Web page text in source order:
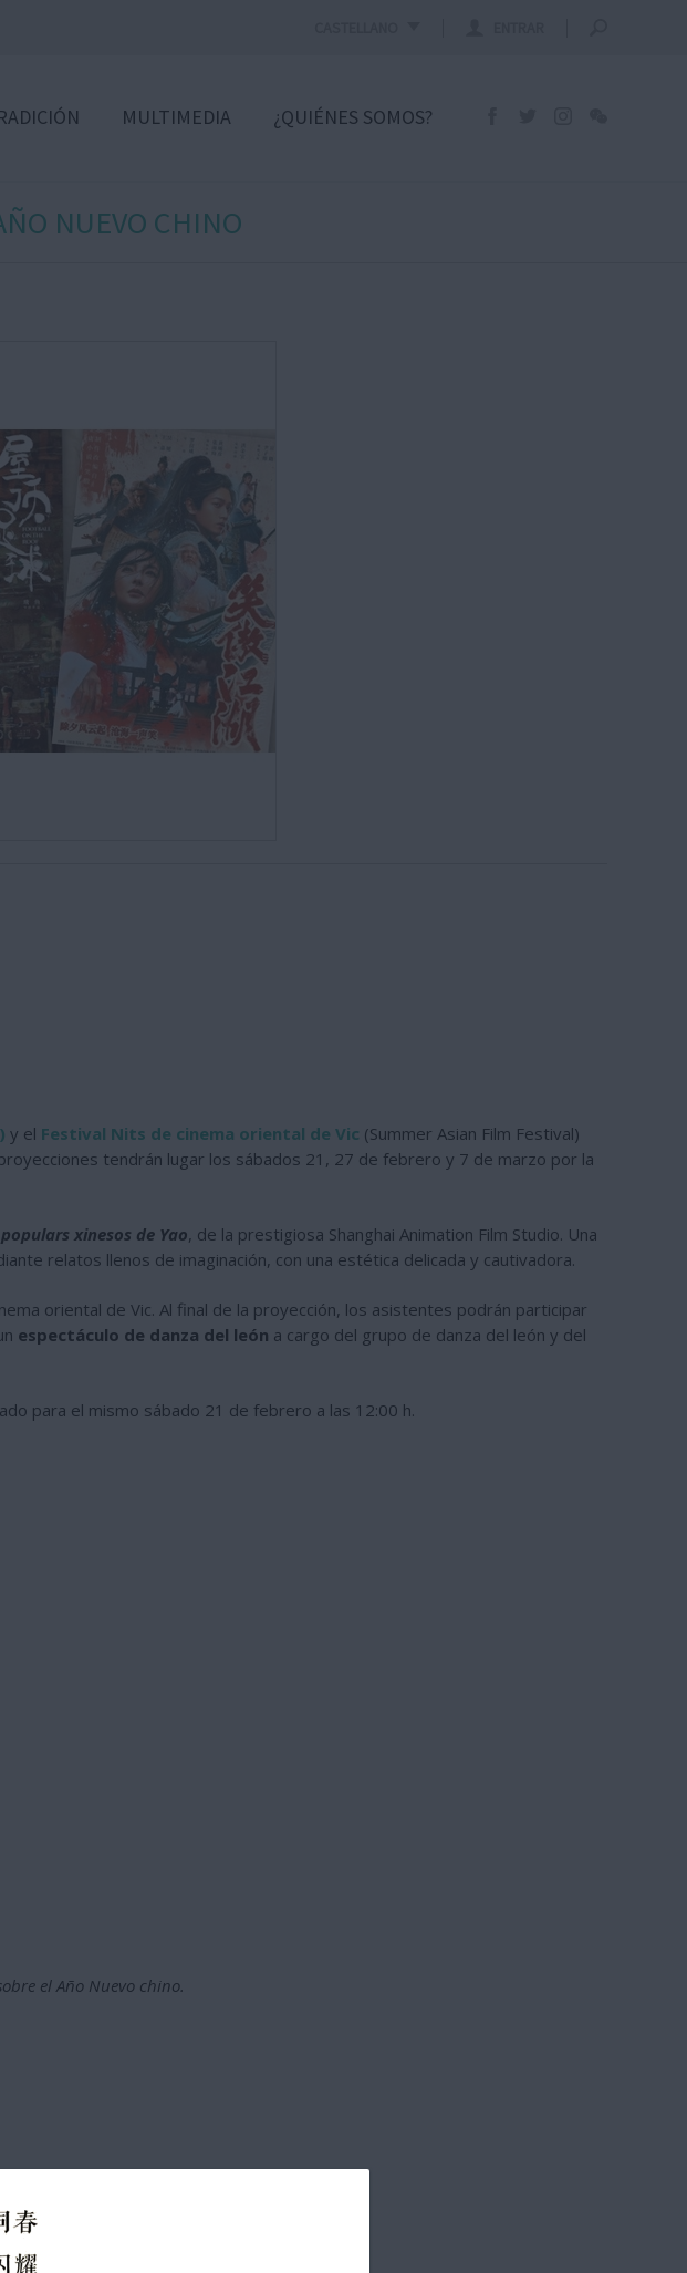
MULTIMEDIA ¿QUIÉNES SOMOS?
NUEVO CHINO
y el Festival Nits de cinema oriental de Vic (Summer Asian Film Festival)
tendrán lugar los sábados 21, 27 de febrero y 7 de marzo por la
xinesos de Yao, de la prestigiosa Shanghai Animation Film Studio. Una
relatos llenos de imaginación, con una estética delicada y cautivadora.
oriental de Vic. Al final de la proyección, los asistentes podrán participar
espectáculo de danza del león a cargo del grupo de danza del león y del
para el mismo sábado 21 de febrero a las 12:00 h.
el Año Nuevo chino.